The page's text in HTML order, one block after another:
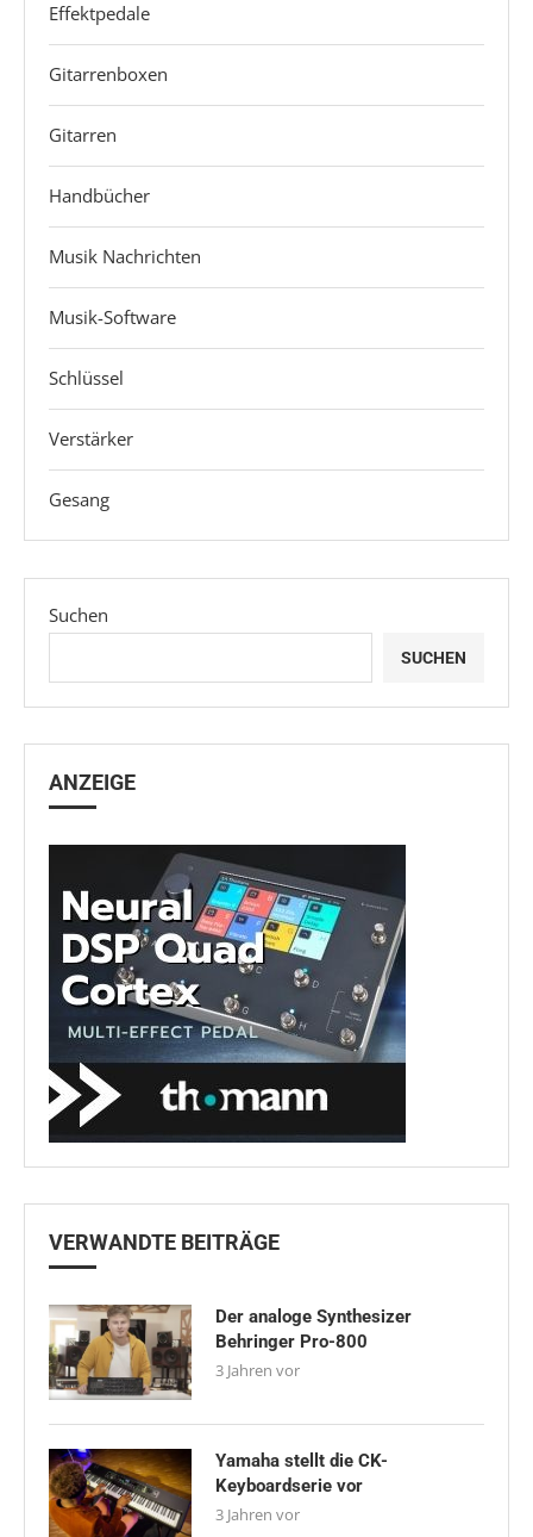
Suchen
SUCHEN
ANZEIGE
VERWANDTE BEITRÄGE
Der analoge Synthesizer
Behringer Pro-800
3 Jahren vor
Yamaha stellt die CK-
Keyboardserie vor
3 Jahren vor
Effektpedale
Gitarrenboxen
Gitarren
Handbücher
Musik Nachrichten
Musik-Software
Schlüssel
Verstärker
Gesang